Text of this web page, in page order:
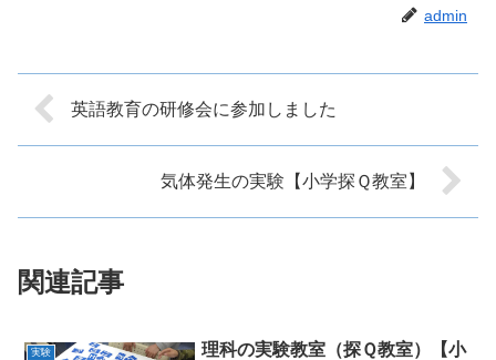
admin
英語教育の研修会に参加しました
気体発生の実験【小学探Ｑ教室】
関連記事
実験
理科の実験教室（探Ｑ教室）【小